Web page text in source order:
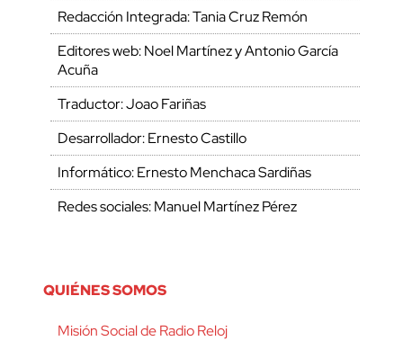
Redacción Integrada: Tania Cruz Remón
Editores web: Noel Martínez y Antonio García
Acuña
Traductor: Joao Fariñas
Desarrollador: Ernesto Castillo
Informático: Ernesto Menchaca Sardiñas
Redes sociales: Manuel Martínez Pérez
QUIÉNES SOMOS
Misión Social de Radio Reloj